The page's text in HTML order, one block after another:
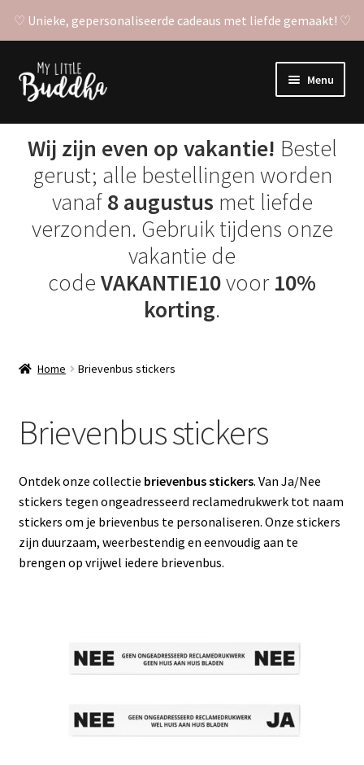
♡ Unieke, gepersonaliseerde cadeaus met liefde gemaakt! ♡
Ga
door
Ga
naar
Menu
Gepersonaliseerde posters
Naamstickers
Traktatiestickers
Babyshower invulkaarten
Wij zijn even op vakantie! Bestel
gerust; alle bestellingen worden
vanaf8 augustus met liefde
verzonden. Gebruik tijdens onze
vakantie de
codeVAKANTIE10voor10%
korting.
Home Brievenbus stickers
Brievenbus stickers
Ontdek onze collectie brievenbus stickers. Van Ja/Nee
stickers tegen ongeadresseerd reclamedrukwerk tot naam
stickers om je brievenbus te personaliseren. Onze stickers
zijn duurzaam, weerbestendig en eenvoudig aan te
brengen op vrijwel iedere brievenbus.